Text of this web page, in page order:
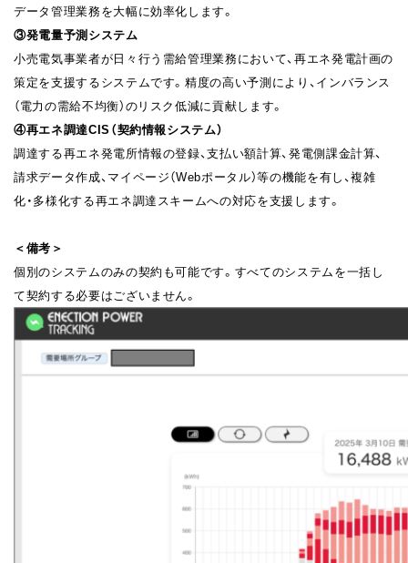
データ管理業務を大幅に効率化します。
③発電量予測システム
小売電気事業者が日々行う需給管理業務において、再エネ発電計画の
策定を支援するシステムです。精度の高い予測により、インバランス
（電力の需給不均衡）のリスク低減に貢献します。
④再エネ調達CIS（契約情報システム）
調達する再エネ発電所情報の登録、支払い額計算、発電側課金計算、
請求データ作成、マイページ（Webポータル）等の機能を有し、複雑
化・多様化する再エネ調達スキームへの対応を支援します。
＜備考＞
個別のシステムのみの契約も可能です。すべてのシステムを一括し
て契約する必要はございません。